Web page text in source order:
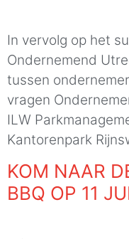
In vervolg op het
Ondernemend
tussen
vragen
ILW
Kantorenpark
KOM NAAR
BBQ OP 11